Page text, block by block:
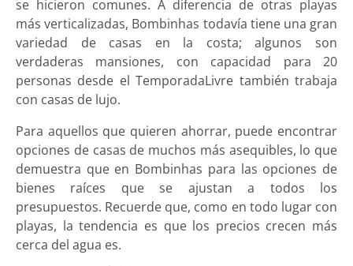
se hicieron comunes. A diferencia de otras playas
más verticalizadas, Bombinhas todavía tiene una gran
variedad de casas en la costa; algunos son
verdaderas mansiones, con capacidad para 20
personas desde el TemporadaLivre también trabaja
con casas de lujo.
Para aquellos que quieren ahorrar, puede encontrar
opciones de casas de muchos más asequibles, lo que
demuestra que en Bombinhas para las opciones de
bienes raíces que se ajustan a todos los
presupuestos. Recuerde que, como en todo lugar con
playas, la tendencia es que los precios crecen más
cerca del agua es.